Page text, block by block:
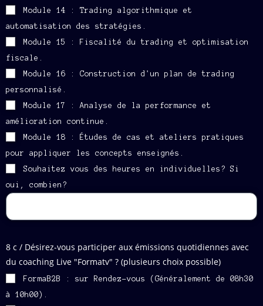
Module 14 : Trading algorithmique et
automatisation des stratégies.
Module 15 : Fiscalité du trading et optimisation
fiscale.
Module 16 : Construction d'un plan de trading
personnalisé.
Module 17 : Analyse de la performance et
amélioration continue.
Module 18 : Études de cas et ateliers pratiques
pour appliquer les concepts enseignés.
Souhaitez vous des heures en individuelles? Si
oui, combien?
8 c / Désirez-vous participer aux émissions quotidiennes avec
du coaching Live "Formatv" ? (plusieurs choix possible)
FormaB2B : sur Rendez-vous (Généralement de 08h30
à 10h00).